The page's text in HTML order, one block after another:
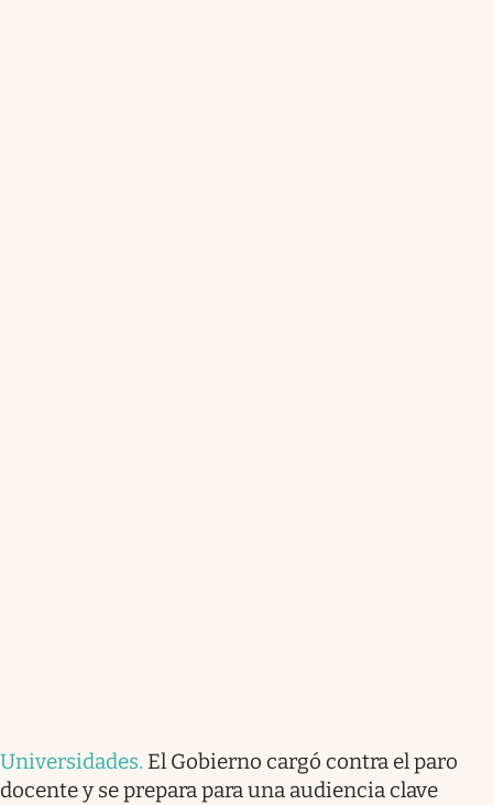
Universidades. El Gobierno cargó contra el paro
docente y se prepara para una audiencia clave